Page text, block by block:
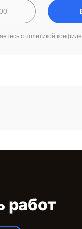
с политикой
работ